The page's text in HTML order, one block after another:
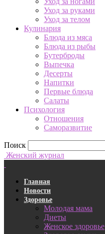
Уход за руками
Уход за телом
Кулинария
Блюда из мяса
Блюда из рыбы
Бутерброды
Выпечка
Десерты
Напитки
Первые блюда
Салаты
Психология
Отношения
Саморазвитие
Поиск
Женский журнал
Главная
Новости
Здоровье
Молодая мама
Диеты
Женское здоровье